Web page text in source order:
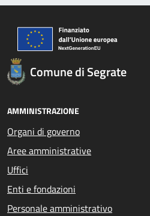
Comune di Segrate
AMMINISTRAZIONE
Organi di governo
Aree amministrative
Uffici
Enti e fondazioni
Personale amministrativo